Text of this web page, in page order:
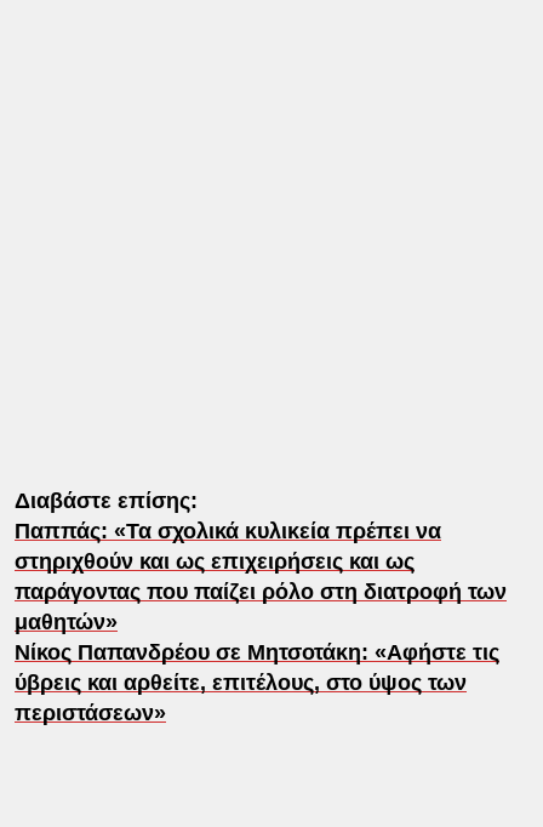
Διαβάστε επίσης:
Παππάς: «Τα σχολικά κυλικεία πρέπει να
στηριχθούν και ως επιχειρήσεις και ως
παράγοντας που παίζει ρόλο στη διατροφή των
μαθητών»
Νίκος Παπανδρέου σε Μητσοτάκη: «Aφήστε τις
ύβρεις και αρθείτε, επιτέλους, στο ύψος των
περιστάσεων»